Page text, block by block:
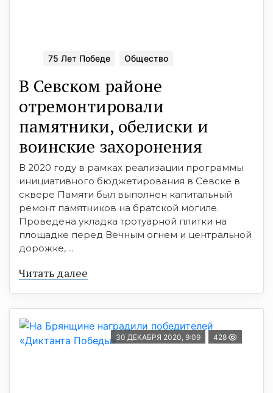
75 Лет Победе Общество
В Севском районе
отремонтировали
памятники, обелиски и
воинские захоронения
В 2020 году в рамках реализации программы
инициативного бюджетирования в Севске в
сквере Памяти был выполнен капитальный
ремонт памятников на братской могиле.
Проведена укладка тротуарной плитки на
площадке перед Вечным огнем и центральной
дорожке, ...
Читать далее
30 ДЕКАБРЯ 2020, 9:09 428